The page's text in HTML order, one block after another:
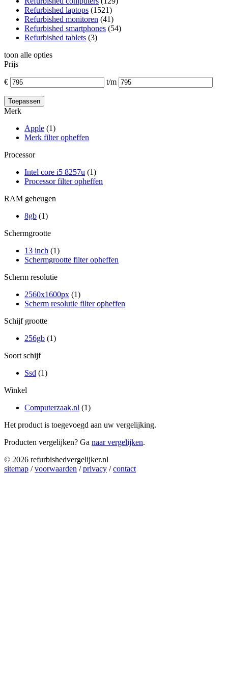
Refurbished laptops (1521)
Refurbished monitoren (41)
Refurbished smartphones (54)
Refurbished tablets (3)
toon alle opties
Prijs
€ t/m
Merk
Apple (1)
Merk filter opheffen
Processor
Intel core i5 8257u (1)
Processor filter opheffen
RAM geheugen
8gb (1)
Schermgrootte
13 inch (1)
Schermgrootte filter opheffen
Scherm resolutie
2560x1600px (1)
Scherm resolutie filter opheffen
Schijf grootte
256gb (1)
Soort schijf
Ssd (1)
Winkel
Computerzaak.nl (1)
Het product is toegevoegd aan uw vergelijking.
Producten vergelijken? Ga naar vergelijken.
© 2026 refurbishedvergelijker.nl
sitemap /voorwaarden /privacy /contact